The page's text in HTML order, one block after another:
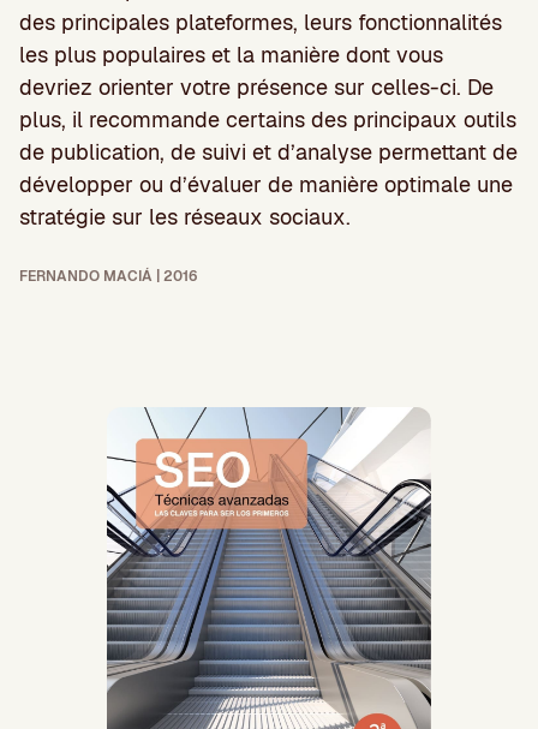
des principales plateformes, leurs fonctionnalités
les plus populaires et la manière dont vous
devriez orienter votre présence sur celles-ci. De
plus, il recommande certains des principaux outils
de publication, de suivi et d’analyse permettant de
développer ou d’évaluer de manière optimale une
stratégie sur les réseaux sociaux.
FERNANDO MACIÁ | 2016